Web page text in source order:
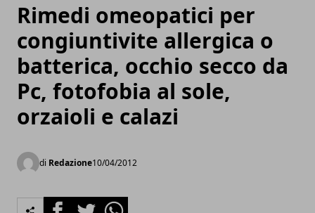
Rimedi omeopatici per
congiuntivite allergica o
batterica, occhio secco da
Pc, fotofobia al sole,
orzaioli e calazi
di Redazione10/04/2012
FacebookTwitterWhatsapp